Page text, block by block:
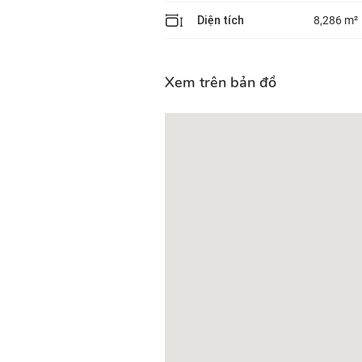
Diện tích 8,286 m²
Xem trên bản đồ